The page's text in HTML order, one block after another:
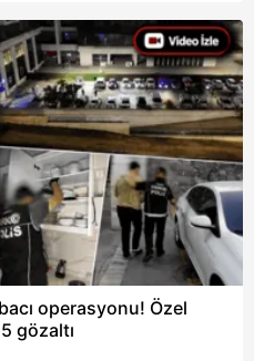
operasyonu! Özel
gözaltı